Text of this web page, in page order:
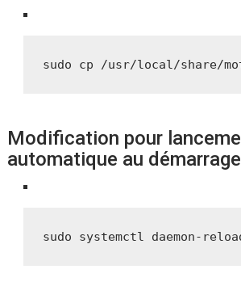
sudo cp /usr/local/share/
Modification pour
automatique au démarrage
sudo systemctl daemon-